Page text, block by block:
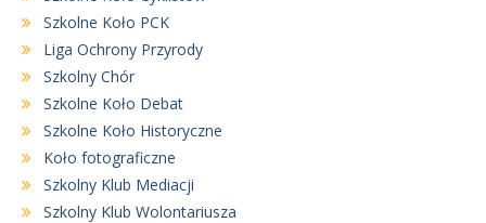
Szkolne Koło PCK
Liga Ochrony Przyrody
Szkolny Chór
Szkolne Koło Debat
Szkolne Koło Historyczne
Koło fotograficzne
Szkolny Klub Mediacji
Szkolny Klub Wolontariusza